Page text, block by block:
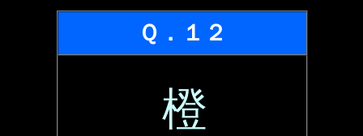
Ｑ．１２
橙